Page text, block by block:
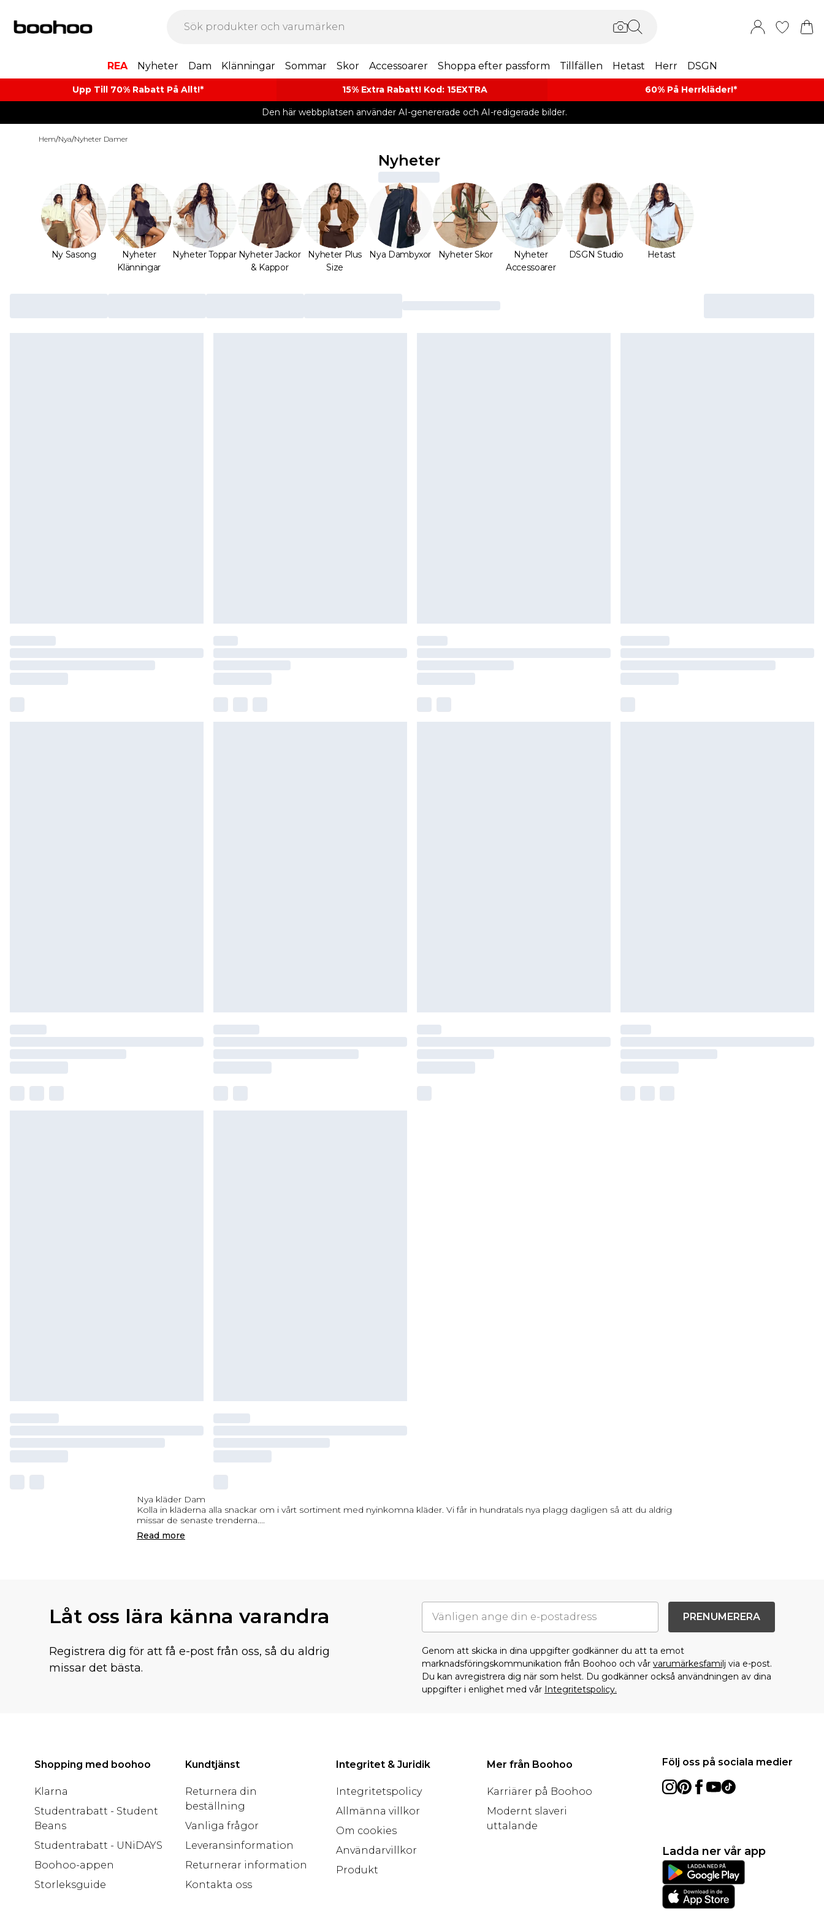
REA Nyheter Dam Klänningar Sommar Skor Accessoarer Shoppa efter passform Tillfällen Hetast Herr DSGN
Upp Till 70% Rabatt På Allt!* 15% Extra Rabatt! Kod: 15EXTRA 60% På Herrkläder!*​
Den här webbplatsen använder AI-genererade och AI-redigerade bilder.
Hem/Nya/Nyheter Damer
Nyheter
Ny Sasong
Nyheter
Klänningar
Nyheter Toppar Nyheter Jackor
& Kappor
Nyheter Plus
Size
Nya Dambyxor Nyheter Skor
Nyheter
Accessoarer
DSGN Studio Hetast
Nya kläder Dam
Kolla in kläderna alla snackar om i vårt sortiment med nyinkomna kläder. Vi får in hundratals nya plagg dagligen så att du aldrig
missar de senaste trenderna.
Read more
Låt oss lära känna varandra
Registrera dig för att få e-post från oss, så du aldrig
missar det bästa.
PRENUMERERA
Genom att skicka in dina uppgifter godkänner du att ta emot
marknadsföringskommunikation från Boohoo och vår varumärkesfamilj via e-post.
Du kan avregistrera dig när som helst. Du godkänner också användningen av dina
uppgifter i enlighet med vår Integritetspolicy.
Shopping med boohoo
Klarna
Studentrabatt - Student
Beans
Studentrabatt - UNiDAYS
Boohoo-appen
Storleksguide
Kundtjänst
Returnera din
beställning
Vanliga frågor
Leveransinformation
Returnerar information
Kontakta oss
Integritet & Juridik
Integritetspolicy
Allmänna villkor
Om cookies
Användarvillkor
Produkt
Mer från Boohoo
Karriärer på Boohoo
Modernt slaveri
uttalande
Följ oss på sociala medier
Ladda ner vår app